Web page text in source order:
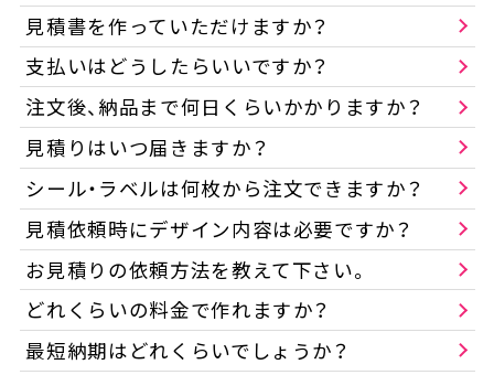
見積書を作っていただけますか？
支払いはどうしたらいいですか？
注文後、納品まで何日くらいかかりますか？
見積りはいつ届きますか？
シール・ラベルは何枚から注文できますか？
見積依頼時にデザイン内容は必要ですか？
お見積りの依頼方法を教えて下さい。
どれくらいの料金で作れますか？
最短納期はどれくらいでしょうか？